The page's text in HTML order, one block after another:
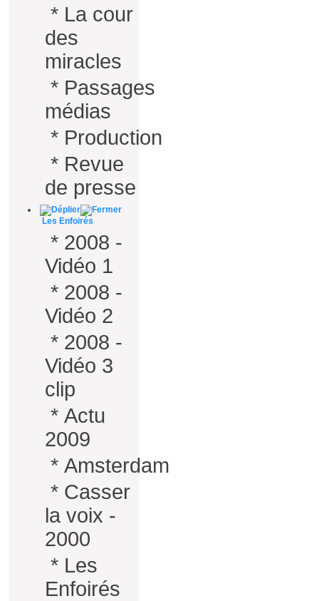
* La cour
des
miracles
* Passages
médias
* Production
* Revue
de presse
Les Enfoirés
* 2008 -
Vidéo 1
* 2008 -
Vidéo 2
* 2008 -
Vidéo 3
clip
* Actu
2009
* Amsterdam
* Casser
la voix -
2000
* Les
Enfoirés